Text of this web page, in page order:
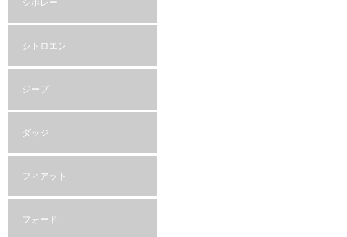
シボレー
シトロエン
ジープ
ダッジ
フィアット
フォード